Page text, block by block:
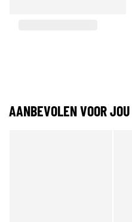
AANBEVOLEN VOOR JOU